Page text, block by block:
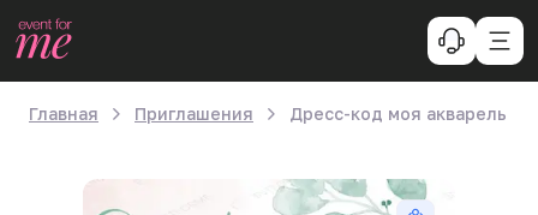
Главная Приглашения Дресс-код моя акварель